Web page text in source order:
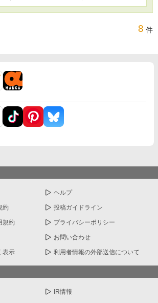
8 件
ヘルプ
約 投稿ガイドライン
規約 プライバシーポリシー
お問い合わせ
表示 利用者情報の外部送信について
IR情報